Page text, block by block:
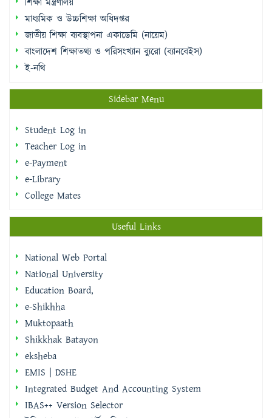
বাংলাদেশ শিক্ষাতথ্য ও পরিসংখ্যান ব্যুরো (ব্যানবেইস)
ই-নথি
Sidebar Menu
Student Log in
e-Library
College Mates
National Web Portal
e-Shikhha
Muktopaath
Shikkhak Batayon
eksheba
EMIS | DSHE
Integrated Budget And Accounting System
IBAS++ Version Selector
ইমিগ্রেশন ও পাসপোর্ট অধিদপ্তর
বাংলাদেশ ফরম